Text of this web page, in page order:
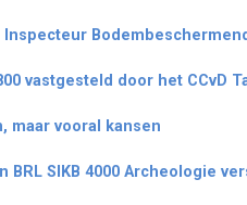
vastgesteld door het CCvD
maar vooral kansen
BRL SIKB 4000 Archeologie